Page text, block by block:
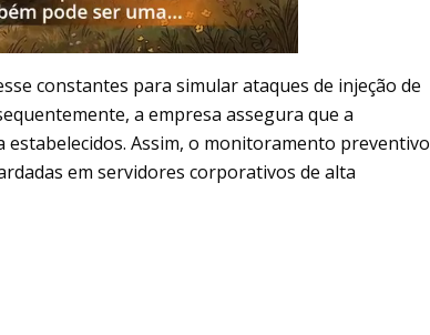
constantes para simular ataques de injeção de
a empresa assegura que a
Assim, o monitoramento preventivo
em servidores corporativos de alta